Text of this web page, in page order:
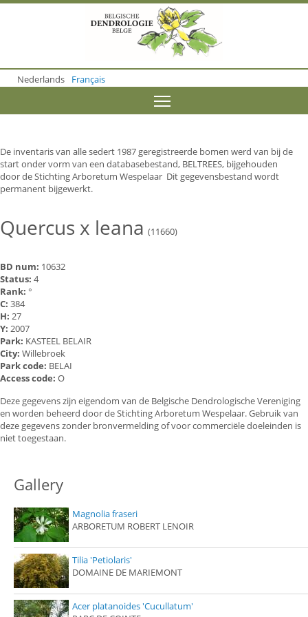
o
m
o
n
t
e
n
Nederlands Français
De inventaris van alle sedert 1987 geregistreerde bomen werd van bij de
start onder vorm van een databasebestand, BELTREES, bijgehouden
door de Stichting Arboretum Wespelaar Dit gegevensbestand wordt
permanent bijgewerkt.
Quercus x leana (11660)
BD num: 10632
Status: 4
Rank: °
C: 384
H: 27
Y: 2007
Park: KASTEEL BELAIR
City: Willebroek
Park code: BELAI
Access code: O
Deze gegevens zijn eigendom van de Belgische Dendrologische Vereniging
en worden beheerd door de Stichting Arboretum Wespelaar. Gebruik van
deze gegevens zonder bronvermelding of voor commerciële doeleinden is
niet toegestaan.
Gallery
Magnolia fraseri
ARBORETUM ROBERT LENOIR
Tilia 'Petiolaris'
DOMAINE DE MARIEMONT
Acer platanoides 'Cucullatum'